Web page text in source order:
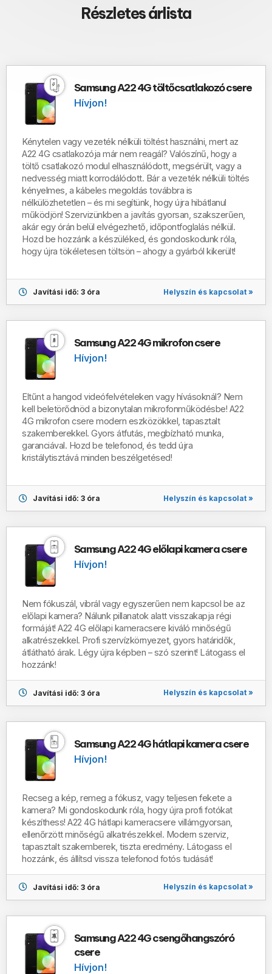
Részletes árlista
Samsung A22 4G töltőcsatlakozó csere
Hívjon!
Kénytelen vagy vezeték nélküli töltést használni, mert az
A22 4G csatlakozója már nem reagál? Valószínű, hogy a
töltő csatlakozó modul elhasználódott, megsérült, vagy a
nedvesség miatt korrodálódott. Bár a vezeték nélküli töltés
kényelmes, a kábeles megoldás továbbra is
nélkülözhetetlen – és mi segítünk, hogy újra hibátlanul
működjön! Szervizünkben a javítás gyorsan, szakszerűen,
akár egy órán belül elvégezhető, időpontfoglalás nélkül.
Hozd be hozzánk a készüléked, és gondoskodunk róla,
hogy újra tökéletesen töltsön – ahogy a gyárból kikerült!
Javítási idő: 3 óra Helyszín és kapcsolat »
Samsung A22 4G mikrofon csere
Hívjon!
Eltűnt a hangod videófelvételeken vagy hívásoknál? Nem
kell beletörődnöd a bizonytalan mikrofonműködésbe! A22
4G mikrofon csere modern eszközökkel, tapasztalt
szakemberekkel. Gyors átfutás, megbízható munka,
garanciával. Hozd be telefonod, és tedd újra
kristálytisztává minden beszélgetésed!
Javítási idő: 3 óra Helyszín és kapcsolat »
Samsung A22 4G előlapi kamera csere
Hívjon!
Nem fókuszál, vibrál vagy egyszerűen nem kapcsol be az
előlapi kamera? Nálunk pillanatok alatt visszakapja régi
formáját! A22 4G előlapi kameracsere kiváló minőségű
alkatrészekkel. Profi szervízkörnyezet, gyors határidők,
átlátható árak. Légy újra képben – szó szerint! Látogass el
hozzánk!
Javítási idő: 3 óra Helyszín és kapcsolat »
Samsung A22 4G hátlapi kamera csere
Hívjon!
Recseg a kép, remeg a fókusz, vagy teljesen fekete a
kamera? Mi gondoskodunk róla, hogy újra profi fotókat
készíthess! A22 4G hátlapi kameracsere villámgyorsan,
ellenőrzött minőségű alkatrészekkel. Modern szerviz,
tapasztalt szakemberek, tiszta eredmény. Látogass el
hozzánk, és állítsd vissza telefonod fotós tudását!
Javítási idő: 3 óra Helyszín és kapcsolat »
Samsung A22 4G csengőhangszóró
csere
Hívjon!